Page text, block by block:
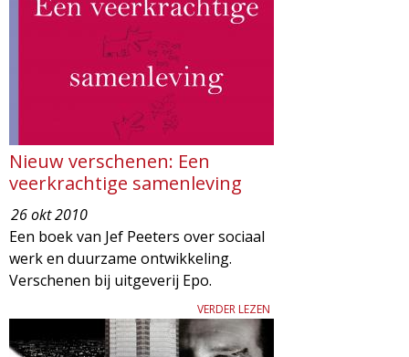
o
g
i
e
M
u
Nieuw verschenen: Een
veerkrachtige samenleving
26 okt 2010
Een boek van Jef Peeters over sociaal
werk en duurzame ontwikkeling.
Verschenen bij uitgeverij Epo.
VERDER LEZEN